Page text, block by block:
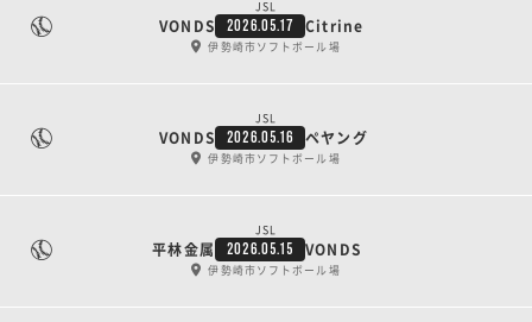
JSL
VONDS 2026.05.17 Citrine
伊勢崎市ソフトボール場
JSL
VONDS 2026.05.16 ペヤング
伊勢崎市ソフトボール場
JSL
平林金属 2026.05.15 VONDS
伊勢崎市ソフトボール場